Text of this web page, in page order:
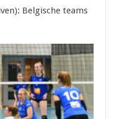
Belgische teams